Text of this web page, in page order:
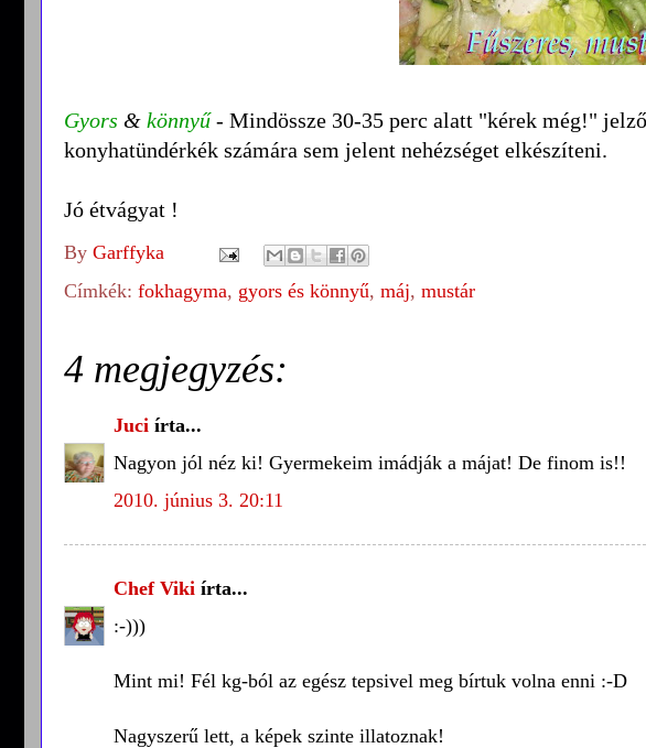
Gyors & könnyű - Mindössze 30-35 perc alatt "kérek még!"
konyhatündérkék számára sem jelent nehézséget elkészíteni.
Jó étvágyat !
By Garffyka
Címkék: fokhagyma, gyors és könnyű, máj, mustár
4 megjegyzés:
Juci írta...
Nagyon jól néz ki! Gyermekeim imádják a májat! De finom is!!
2010. június 3. 20:11
Chef Viki írta...
:-)))
Mint mi! Fél kg-ból az egész tepsivel meg bírtuk volna enni :-D
Nagyszerű lett, a képek szinte illatoznak!